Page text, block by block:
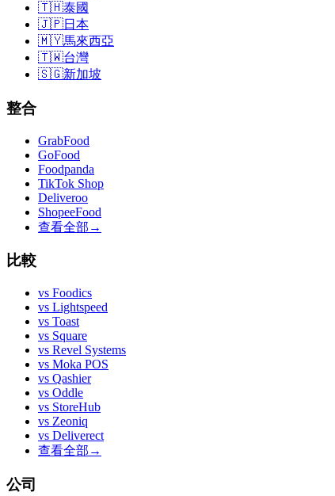
🇹🇭泰國
🇯🇵日本
🇲🇾馬來西亞
🇹🇼台灣
🇸🇬新加坡
整合
GrabFood
GoFood
Foodpanda
TikTok Shop
Deliveroo
ShopeeFood
查看全部 →
比較
vs Foodics
vs Lightspeed
vs Toast
vs Square
vs Revel Systems
vs Moka POS
vs Qashier
vs Oddle
vs StoreHub
vs Zeoniq
vs Deliverect
查看全部 →
公司